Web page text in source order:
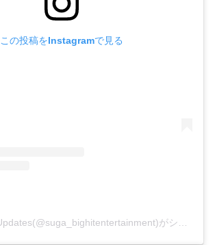
この投稿をInstagramで見る
SUGA (민윤기) Updates(@suga_bighitentertainment)がシェアした投稿